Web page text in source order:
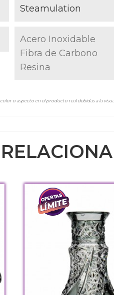
Steamulation
Acero Inoxidable
Fibra de Carbono
Resina
o aspecto en el producto real debidas a la